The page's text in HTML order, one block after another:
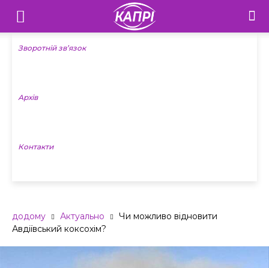
Телебачення
«Капрі»
Новини
Зворотній зв’язок
Архів
Контакти
додому Актуально
Чи можливо відновити
Авдіївський коксохім?